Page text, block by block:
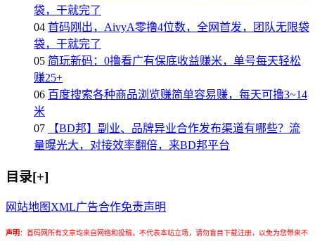
袋，干就完了
04 首码刚出，AivyA零撸4位数，全网首发，团队无限袋
袋，干就完了
05 简玩新码：0撸看广有保底收益赚米，单号每天轻松
赚25+
06 百度搜索各种商品浏览赚简单容易赚，每天可撸3~14
米
07
【BD邦】副业、品牌异业合作发布渠道有哪些？流
量曝光大，对接效率翻倍，来BD邦平台
目录[+]
网站地图 XML广告合作免责声明
声明： 首码网所有文章均来自网络和投稿，不代表本站立场，请勿盲目下载注册，以免为您带来不